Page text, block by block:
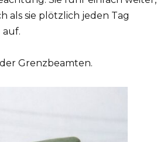
als sie plötzlich jeden Tag
auf.
Grenzbeamten.